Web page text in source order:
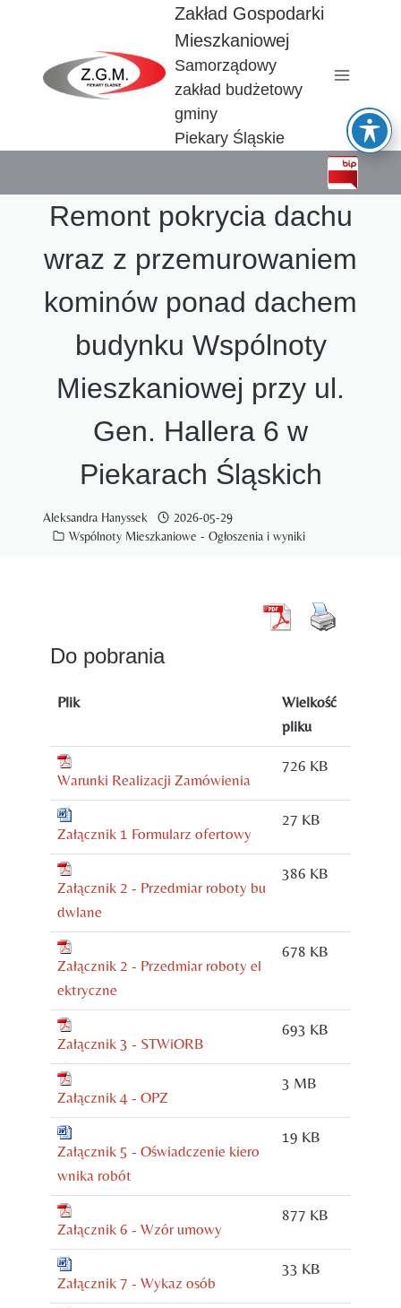
Zakład Gospodarki
Mieszkaniowej
Samorządowy
zakład budżetowy
gminy
Piekary Śląskie
Remont pokrycia dachu
wraz z przemurowaniem
kominów ponad dachem
budynku Wspólnoty
Mieszkaniowej przy ul.
Gen. Hallera 6 w
Piekarach Śląskich
Aleksandra Hanyssek
2026-05-29
Wspólnoty Mieszkaniowe - Ogłoszenia i wyniki
Do pobrania
Plik
Wielkość
pliku
Warunki Realizacji Zamówienia
726 KB
Załącznik 1 Formularz ofertowy
27 KB
Załącznik 2 - Przedmiar roboty bu
dwlane
386 KB
Załącznik 2 - Przedmiar roboty el
ektryczne
678 KB
Załącznik 3 - STWiORB
693 KB
Załącznik 4 - OPZ
3 MB
Załącznik 5 - Oświadczenie kiero
wnika robót
19 KB
Załącznik 6 - Wzór umowy
877 KB
Załącznik 7 - Wykaz osób
33 KB